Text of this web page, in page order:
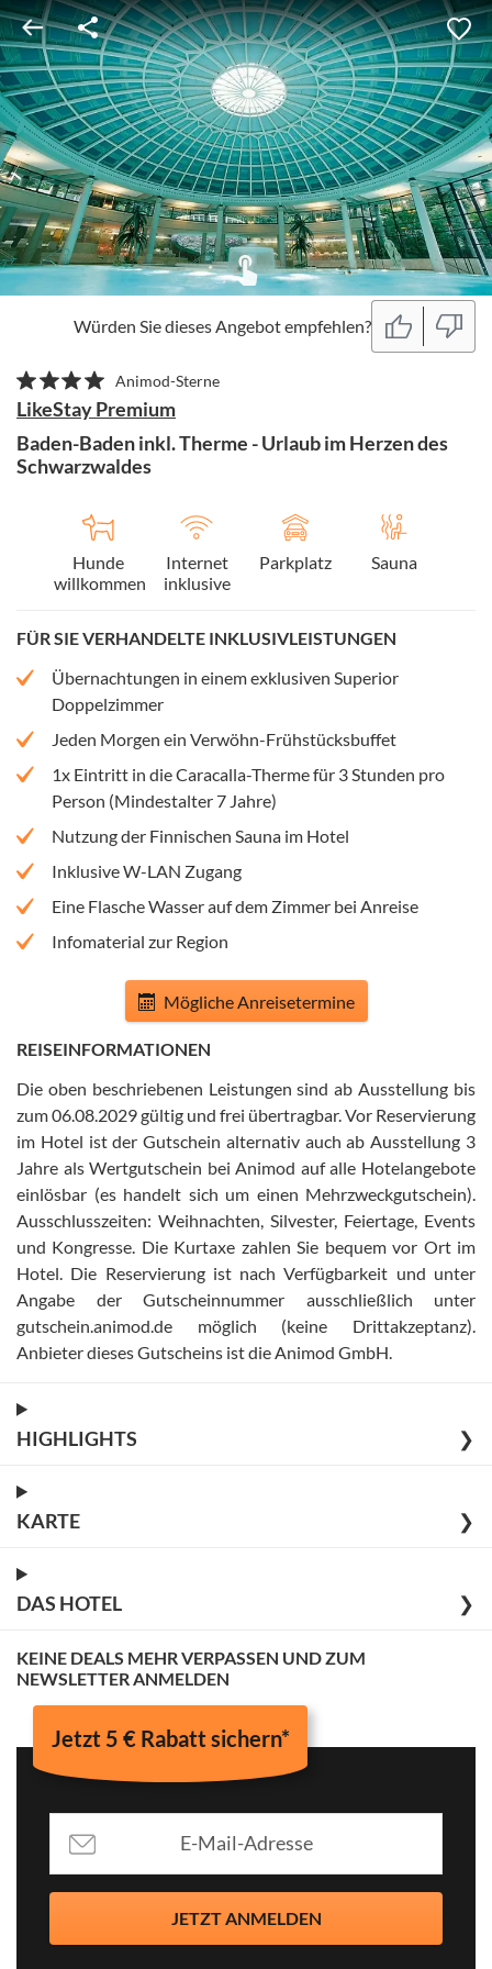
Würden Sie dieses Angebot empfehlen?
Animod-Sterne
LikeStay Premium
Baden-Baden inkl. Therme - Urlaub im Herzen des
Schwarzwaldes
Hunde
willkommen
Internet
inklusive
Parkplatz Sauna
FÜR SIE VERHANDELTE INKLUSIVLEISTUNGEN
Übernachtungen in einem exklusiven Superior
Doppelzimmer
Jeden Morgen ein Verwöhn-Frühstücksbuffet
1x Eintritt in die Caracalla-Therme für 3 Stunden pro
Person (Mindestalter 7 Jahre)
Nutzung der Finnischen Sauna im Hotel
Inklusive W-LAN Zugang
Eine Flasche Wasser auf dem Zimmer bei Anreise
Infomaterial zur Region
Mögliche Anreisetermine
REISEINFORMATIONEN
Die oben beschriebenen Leistungen sind ab Ausstellung bis
zum 06.08.2029 gültig und frei übertragbar. Vor Reservierung
im Hotel ist der Gutschein alternativ auch ab Ausstellung 3
Jahre als Wertgutschein bei Animod auf alle Hotelangebote
einlösbar (es handelt sich um einen Mehrzweckgutschein)
Ausschlusszeiten: Weihnachten, Silvester, Feiertage, Events
und Kongresse Die Kurtaxe zahlen Sie bequem vor Ort im
Hotel
Die Reservierung ist nach Verfügbarkeit und unter
Angabe der Gutscheinnummer ausschließlich unter
gutschein.animod.de möglich (keine Drittakzeptanz)
Anbieter dieses Gutscheins ist die Animod GmbH
HIGHLIGHTS ❯
KARTE ❯
DAS HOTEL ❯
KEINE DEALS MEHR VERPASSEN UND ZUM
NEWSLETTER ANMELDEN
Jetzt 5 € Rabatt sichern*
JETZT ANMELDEN